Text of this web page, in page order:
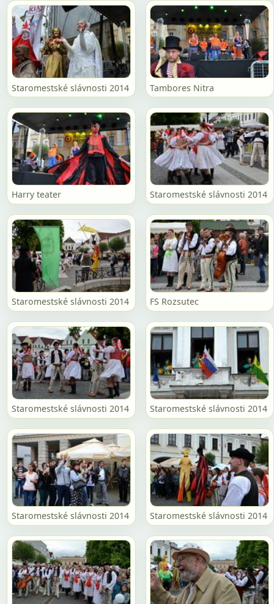
Staromestské slávnosti 2014 Tambores Nitra
Harry teater Staromestské slávnosti 2014
Staromestské slávnosti 2014 FS Rozsutec
Staromestské slávnosti 2014 Staromestské slávnosti 2014
Staromestské slávnosti 2014 Staromestské slávnosti 2014